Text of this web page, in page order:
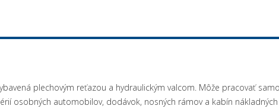
plechovým reťazou a hydraulickým valcom. Môže pracovať
osobných automobilov, dodávok, nosných rámov a kabín